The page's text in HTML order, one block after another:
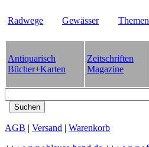
Radwege Gewässer Themen
Antiquarisch
Bücher+Karten
Zeitschriften
Magazine
AGB | Versand | Warenkorb